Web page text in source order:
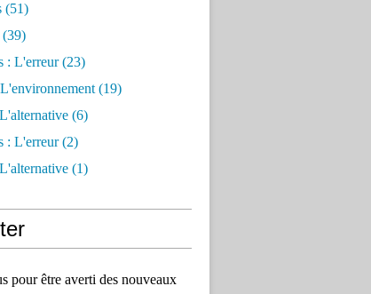
(51)
(39)
: L'erreur(23)
(19)
(6)
: L'erreur(2)
(1)
pour être averti des nouveaux